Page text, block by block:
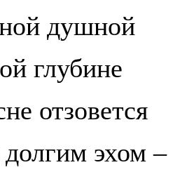
душной
глубине
отзовется
эхом –